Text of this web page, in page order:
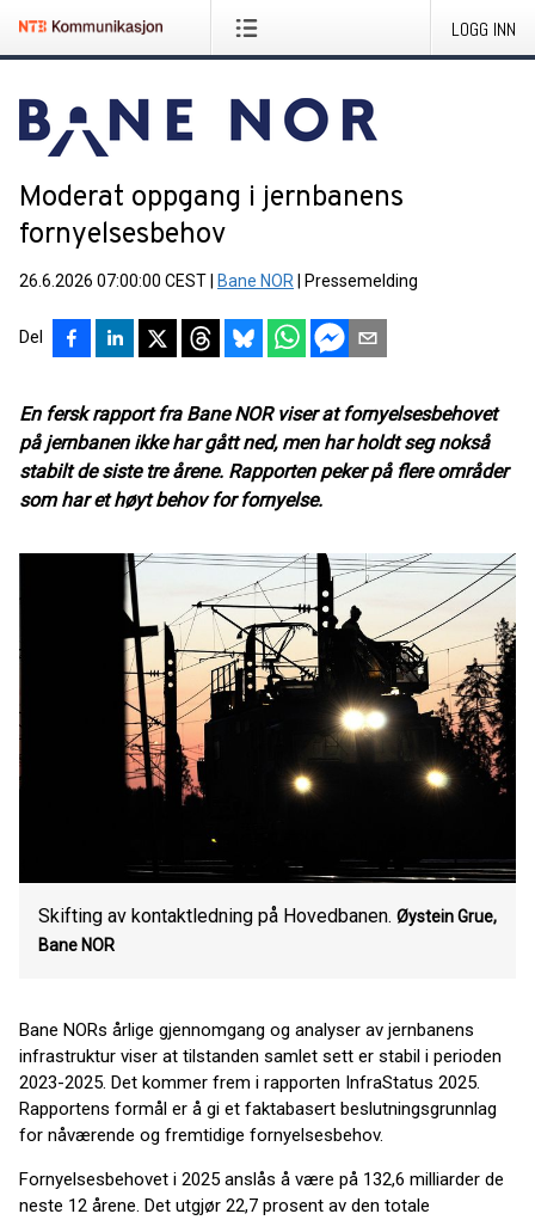
LOGG INN
Moderat oppgang i jernbanens
fornyelsesbehov
26.6.2026 07:00:00 CEST Bane NOR Pressemelding
Del
En fersk rapport fra Bane NOR viser at fornyelsesbehovet
på jernbanen ikke har gått ned, men har holdt seg nokså
stabilt de siste tre årene. Rapporten peker på flere områder
som har et høyt behov for fornyelse.
Skifting av kontaktledning på Hovedbanen. Øystein Grue,
Bane NOR
Bane NORs årlige gjennomgang og analyser av jernbanens
infrastruktur viser at tilstanden samlet sett er stabil i perioden
2023-2025. Det kommer frem i rapporten InfraStatus 2025.
Rapportens formål er å gi et faktabasert beslutningsgrunnlag
for nåværende og fremtidige fornyelsesbehov.
Fornyelsesbehovet i 2025 anslås å være på 132,6 milliarder de
neste 12 årene. Det utgjør 22,7 prosent av den totale